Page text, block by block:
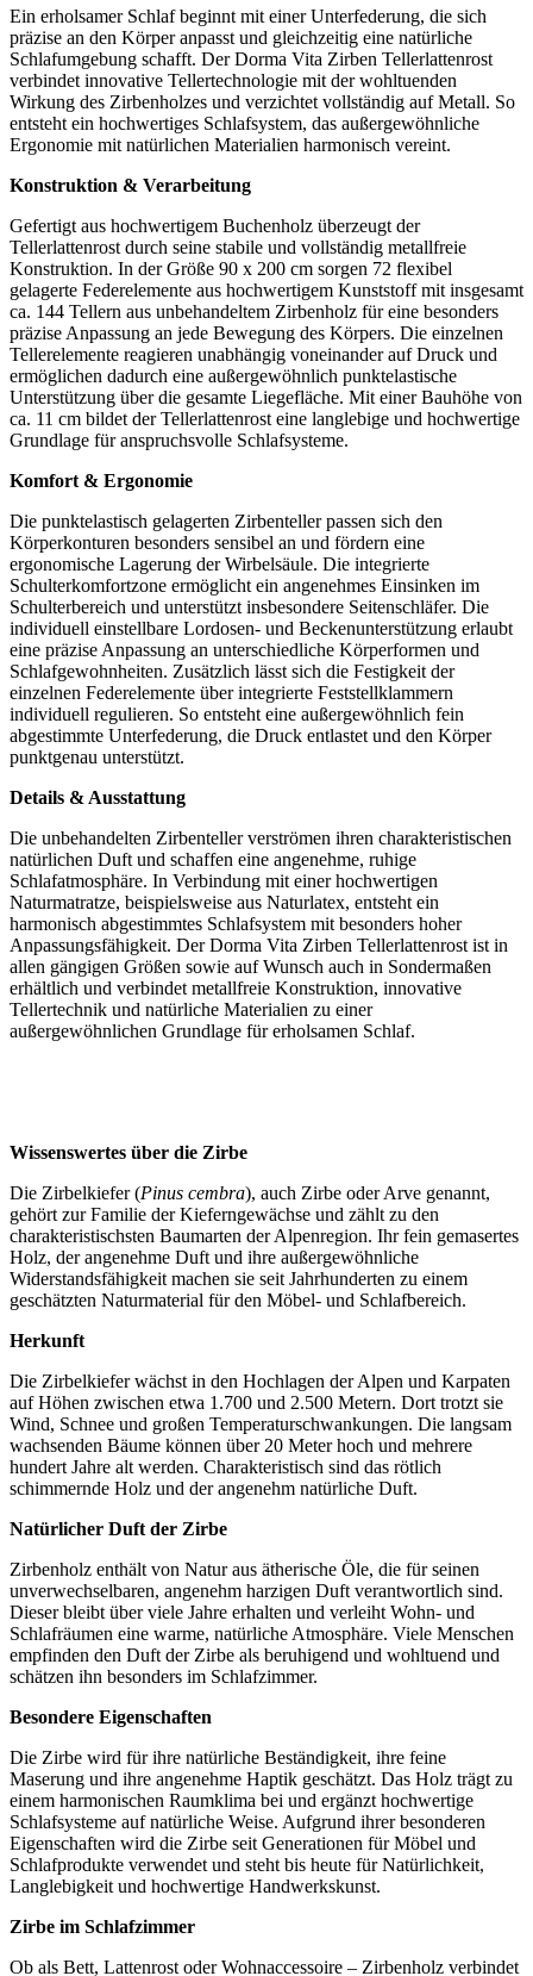
Ein erholsamer Schlaf beginnt mit einer Unterfederung, die sich
präzise an den Körper anpasst und gleichzeitig eine natürliche
Schlafumgebung schafft. Der Dorma Vita Zirben Tellerlattenrost
verbindet innovative Tellertechnologie mit der wohltuenden
Wirkung des Zirbenholzes und verzichtet vollständig auf Metall. So
entsteht ein hochwertiges Schlafsystem, das außergewöhnliche
Ergonomie mit natürlichen Materialien harmonisch vereint.
Konstruktion & Verarbeitung
Gefertigt aus hochwertigem Buchenholz überzeugt der
Tellerlattenrost durch seine stabile und vollständig metallfreie
Konstruktion. In der Größe 90 x 200 cm sorgen 72 flexibel
gelagerte Federelemente aus hochwertigem Kunststoff mit insgesamt
ca. 144 Tellern aus unbehandeltem Zirbenholz für eine besonders
präzise Anpassung an jede Bewegung des Körpers. Die einzelnen
Tellerelemente reagieren unabhängig voneinander auf Druck und
ermöglichen dadurch eine außergewöhnlich punktelastische
Unterstützung über die gesamte Liegefläche. Mit einer Bauhöhe von
ca. 11 cm bildet der Tellerlattenrost eine langlebige und hochwertige
Grundlage für anspruchsvolle Schlafsysteme.
Komfort & Ergonomie
Die punktelastisch gelagerten Zirbenteller passen sich den
Körperkonturen besonders sensibel an und fördern eine
ergonomische Lagerung der Wirbelsäule. Die integrierte
Schulterkomfortzone ermöglicht ein angenehmes Einsinken im
Schulterbereich und unterstützt insbesondere Seitenschläfer. Die
individuell einstellbare Lordosen- und Beckenunterstützung erlaubt
eine präzise Anpassung an unterschiedliche Körperformen und
Schlafgewohnheiten. Zusätzlich lässt sich die Festigkeit der
einzelnen Federelemente über integrierte Feststellklammern
individuell regulieren. So entsteht eine außergewöhnlich fein
abgestimmte Unterfederung, die Druck entlastet und den Körper
punktgenau unterstützt.
Details & Ausstattung
Die unbehandelten Zirbenteller verströmen ihren charakteristischen
natürlichen Duft und schaffen eine angenehme, ruhige
Schlafatmosphäre. In Verbindung mit einer hochwertigen
Naturmatratze, beispielsweise aus Naturlatex, entsteht ein
harmonisch abgestimmtes Schlafsystem mit besonders hoher
Anpassungsfähigkeit. Der Dorma Vita Zirben Tellerlattenrost ist in
allen gängigen Größen sowie auf Wunsch auch in Sondermaßen
erhältlich und verbindet metallfreie Konstruktion, innovative
Tellertechnik und natürliche Materialien zu einer
außergewöhnlichen Grundlage für erholsamen Schlaf.
Wissenswertes über die Zirbe
Die Zirbelkiefer (Pinus cembra), auch Zirbe oder Arve genannt,
gehört zur Familie der Kieferngewächse und zählt zu den
charakteristischsten Baumarten der Alpenregion. Ihr fein gemasertes
Holz, der angenehme Duft und ihre außergewöhnliche
Widerstandsfähigkeit machen sie seit Jahrhunderten zu einem
geschätzten Naturmaterial für den Möbel- und Schlafbereich.
Herkunft
Die Zirbelkiefer wächst in den Hochlagen der Alpen und Karpaten
auf Höhen zwischen etwa 1.700 und 2.500 Metern. Dort trotzt sie
Wind, Schnee und großen Temperaturschwankungen. Die langsam
wachsenden Bäume können über 20 Meter hoch und mehrere
hundert Jahre alt werden. Charakteristisch sind das rötlich
schimmernde Holz und der angenehm natürliche Duft.
Natürlicher Duft der Zirbe
Zirbenholz enthält von Natur aus ätherische Öle, die für seinen
unverwechselbaren, angenehm harzigen Duft verantwortlich sind.
Dieser bleibt über viele Jahre erhalten und verleiht Wohn- und
Schlafräumen eine warme, natürliche Atmosphäre. Viele Menschen
empfinden den Duft der Zirbe als beruhigend und wohltuend und
schätzen ihn besonders im Schlafzimmer.
Besondere Eigenschaften
Die Zirbe wird für ihre natürliche Beständigkeit, ihre feine
Maserung und ihre angenehme Haptik geschätzt. Das Holz trägt zu
einem harmonischen Raumklima bei und ergänzt hochwertige
Schlafsysteme auf natürliche Weise. Aufgrund ihrer besonderen
Eigenschaften wird die Zirbe seit Generationen für Möbel und
Schlafprodukte verwendet und steht bis heute für Natürlichkeit,
Langlebigkeit und hochwertige Handwerkskunst.
Zirbe im Schlafzimmer
Ob als Bett, Lattenrost oder Wohnaccessoire – Zirbenholz verbindet